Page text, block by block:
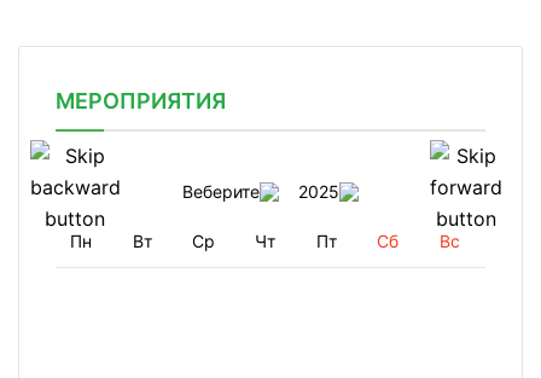
МЕРОПРИЯТИЯ
Веберите 2025
Пн Вт Ср Чт Пт Сб Вс